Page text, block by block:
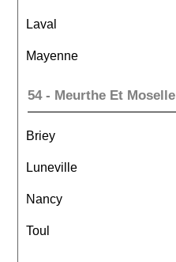
Laval
Mayenne
54 - Meurthe Et Moselle
Briey
Luneville
Nancy
Toul